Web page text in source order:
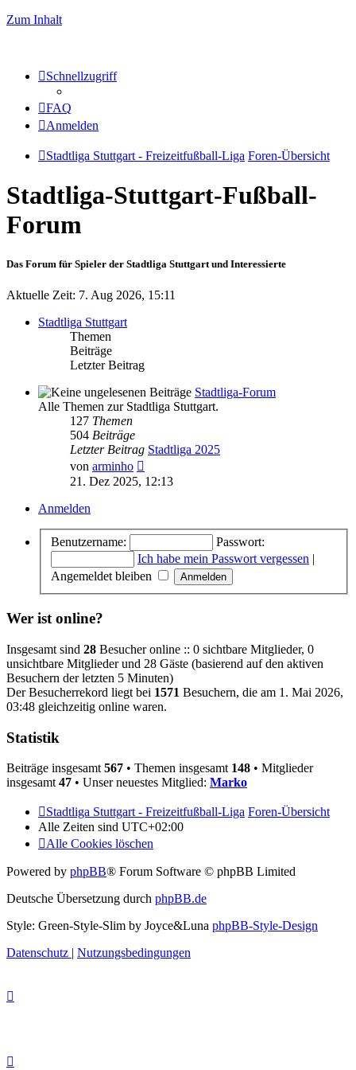
Zum Inhalt
Schnellzugriff
FAQ
Anmelden
Stadtliga Stuttgart - Freizeitfußball-Liga Foren-Übersicht
Stadtliga-Stuttgart-Fußball-
Forum
Das Forum für Spieler der Stadtliga Stuttgart und Interessierte
Aktuelle Zeit: 7. Aug 2026, 15:11
Stadtliga Stuttgart
Themen
Beiträge
Letzter Beitrag
Stadtliga-Forum
Alle Themen zur Stadtliga Stuttgart.
127 Themen
504 Beiträge
Letzter Beitrag Stadtliga 2025
von arminho
Beitrag
21. Dez 2025, 12:13
Anmelden
Benutzername:
Passwort:
Ich habe mein Passwort vergessen |
Angemeldet bleiben
Wer ist online?
Insgesamt sind 28 Besucher online :: 0 sichtbare Mitglieder, 0
unsichtbare Mitglieder und 28 Gäste (basierend auf den aktiven
Besuchern der letzten 5 Minuten)
Der Besucherrekord liegt bei 1571 Besuchern, die am 1. Mai 2026,
03:48 gleichzeitig online waren.
Statistik
Beiträge insgesamt 567 • Themen insgesamt 148 • Mitglieder
insgesamt 47 • Unser neuestes Mitglied: Marko
Stadtliga Stuttgart - Freizeitfußball-Liga Foren-Übersicht
Alle Zeiten sind UTC+02:00
Alle Cookies löschen
Powered by phpBB® Forum Software © phpBB Limited
Deutsche Übersetzung durch phpBB.de
Style: Green-Style-Slim by Joyce&Luna phpBB-Style-Design
Datenschutz | Nutzungsbedingungen